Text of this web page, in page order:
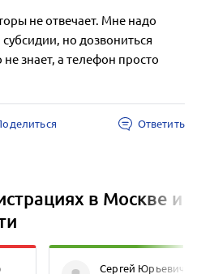
не отвечает. Мне надо
но дозвониться
знает, а телефон просто
Ответить
в Москве и
Сергей Юрьевич